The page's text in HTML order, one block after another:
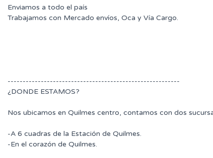
Enviamos a todo el país
Trabajamos con Mercado envíos, Oca y Vía Cargo.
---------------------------------------------------------
¿DONDE ESTAMOS?
Nos ubicamos en Quilmes centro, contamos con dos
-A 6 cuadras de la Estación de Quilmes.
-En el corazón de Quilmes.